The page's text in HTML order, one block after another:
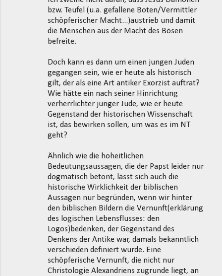
bzw. Teufel (u.a. gefallene Boten/Vermittler
schöpferischer Macht...)austrieb und damit
die Menschen aus der Macht des Bösen
befreite.
Doch kann es dann um einen jungen Juden
gegangen sein, wie er heute als historisch
gilt, der als eine Art antiker Exorzist auftrat?
Wie hätte ein nach seiner Hinrichtung
verherrlichter junger Jude, wie er heute
Gegenstand der historischen Wissenschaft
ist, das bewirken sollen, um was es im NT
geht?
Ähnlich wie die hoheitlichen
Bedeutungsaussagen, die der Papst leider nur
dogmatisch betont, lässt sich auch die
historische Wirklichkeit der biblischen
Aussagen nur begründen, wenn wir hinter
den biblischen Bildern die Vernunft(erklärung
des logischen Lebensflusses: den
Logos)bedenken, der Gegenstand des
Denkens der Antike war, damals bekanntlich
verschieden definiert wurde. Eine
schöpferische Vernunft, die nicht nur
Christologie Alexandriens zugrunde liegt, an